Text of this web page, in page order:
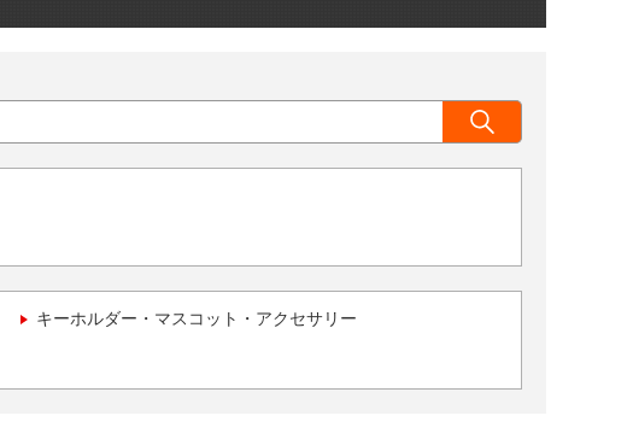
キーホルダー・マスコット・アクセサリー